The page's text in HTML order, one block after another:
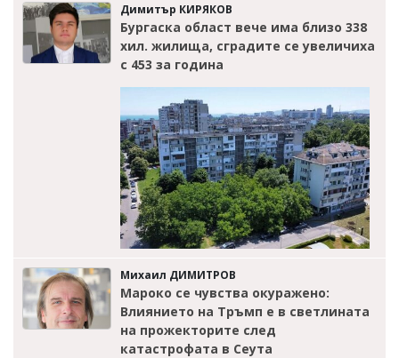
Димитър КИРЯКОВ
Бургаска област вече има близо 338
хил. жилища, сградите се увеличиха
с 453 за година
Михаил ДИМИТРОВ
Мароко се чувства окуражено:
Влиянието на Тръмп е в светлината
на прожекторите след
катастрофата в Сеута